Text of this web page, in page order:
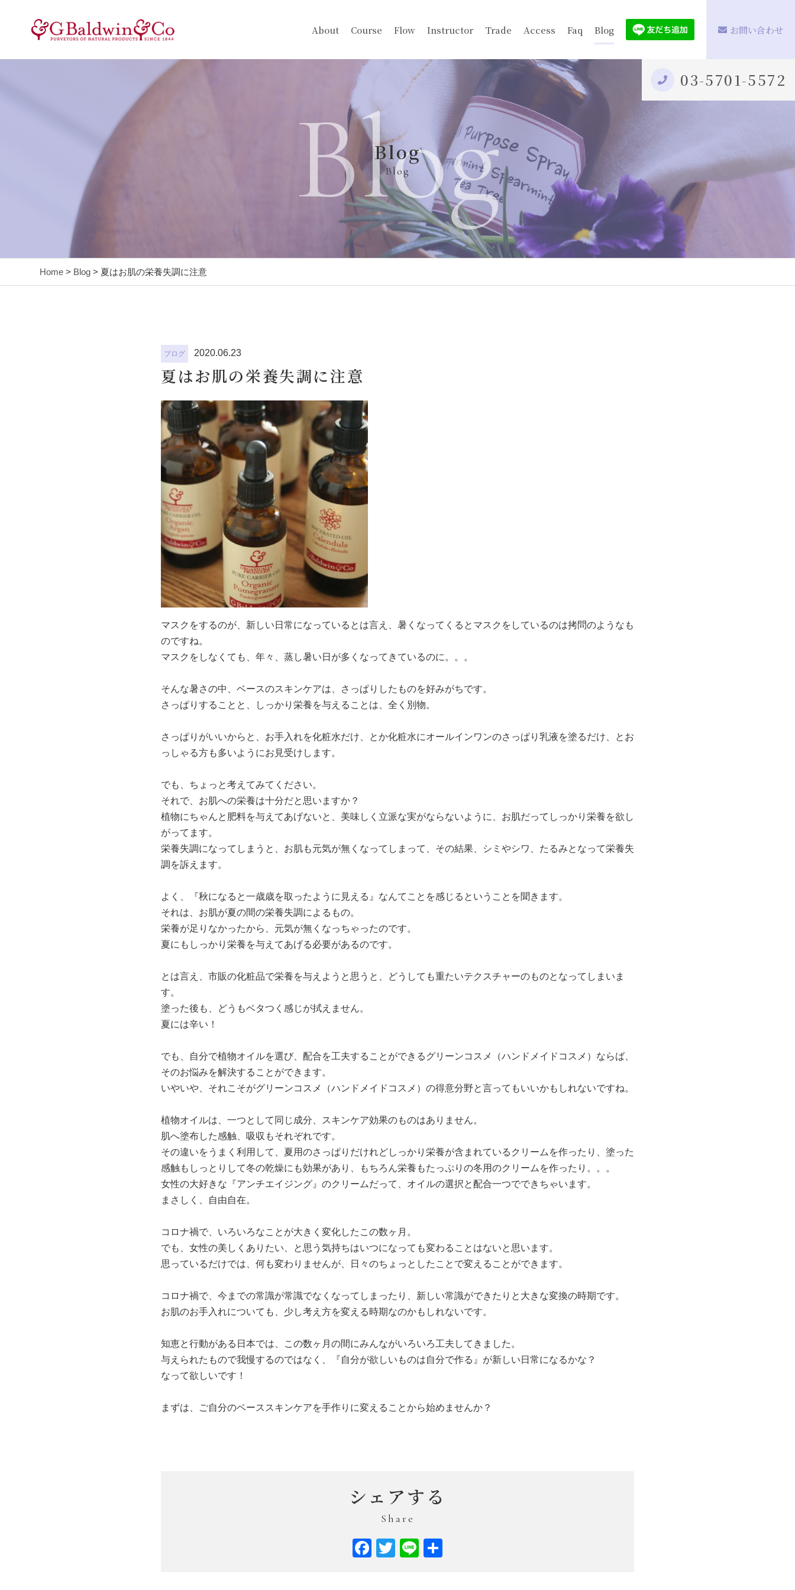
About Course Flow Instructor Trade Access Faq Blog お問い合わせ
Blog
Blog
Blog
03-5701-5572
Home > Blog > 夏はお肌の栄養失調に注意
ブログ 2020.06.23
夏はお肌の栄養失調に注意
マスクをするのが、新しい日常になっているとは言え、暑くなってくるとマスクをしているのは拷問のようなも
のですね。
マスクをしなくても、年々、蒸し暑い日が多くなってきているのに。。。
そんな暑さの中、ベースのスキンケアは、さっぱりしたものを好みがちです。
さっぱりすることと、しっかり栄養を与えることは、全く別物。
さっぱりがいいからと、お手入れを化粧水だけ、とか化粧水にオールインワンのさっぱり乳液を塗るだけ、とお
っしゃる方も多いようにお見受けします。
でも、ちょっと考えてみてください。
それで、お肌への栄養は十分だと思いますか？
植物にちゃんと肥料を与えてあげないと、美味しく立派な実がならないように、お肌だってしっかり栄養を欲し
がってます。
栄養失調になってしまうと、お肌も元気が無くなってしまって、その結果、シミやシワ、たるみとなって栄養失
調を訴えます。
よく、『秋になると一歳歳を取ったように見える』なんてことを感じるということを聞きます。
それは、お肌が夏の間の栄養失調によるもの。
栄養が足りなかったから、元気が無くなっちゃったのです。
夏にもしっかり栄養を与えてあげる必要があるのです。
とは言え、市販の化粧品で栄養を与えようと思うと、どうしても重たいテクスチャーのものとなってしまいま
す。
塗った後も、どうもベタつく感じが拭えません。
夏には辛い！
でも、自分で植物オイルを選び、配合を工夫することができるグリーンコスメ（ハンドメイドコスメ）ならば、
そのお悩みを解決することができます。
いやいや、それこそがグリーンコスメ（ハンドメイドコスメ）の得意分野と言ってもいいかもしれないですね。
植物オイルは、一つとして同じ成分、スキンケア効果のものはありません。
肌へ塗布した感触、吸収もそれぞれです。
その違いをうまく利用して、夏用のさっぱりだけれどしっかり栄養が含まれているクリームを作ったり、塗った
感触もしっとりして冬の乾燥にも効果があり、もちろん栄養もたっぷりの冬用のクリームを作ったり。。。
女性の大好きな『アンチエイジング』のクリームだって、オイルの選択と配合一つでできちゃいます。
まさしく、自由自在。
コロナ禍で、いろいろなことが大きく変化したこの数ヶ月。
でも、女性の美しくありたい、と思う気持ちはいつになっても変わることはないと思います。
思っているだけでは、何も変わりませんが、日々のちょっとしたことで変えることができます。
コロナ禍で、今までの常識が常識でなくなってしまったり、新しい常識ができたりと大きな変換の時期です。
お肌のお手入れについても、少し考え方を変える時期なのかもしれないです。
知恵と行動がある日本では、この数ヶ月の間にみんながいろいろ工夫してきました。
与えられたもので我慢するのではなく、『自分が欲しいものは自分で作る』が新しい日常になるかな？
なって欲しいです！
まずは、ご自分のベーススキンケアを手作りに変えることから始めませんか？
シェアする
Share
Facebook
Twitter
Line